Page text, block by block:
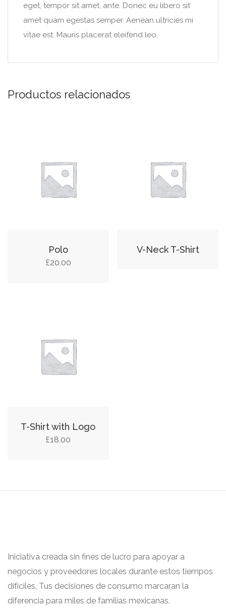
eget, tempor sit amet, ante. Donec eu libero sit
amet quam egestas semper. Aenean ultricies mi
vitae est. Mauris placerat eleifend leo.
Productos relacionados
Polo
£20.00
V-Neck T-Shirt
T-Shirt with Logo
£18.00
Iniciativa creada sin fines de lucro para apoyar a
negocios y proveedores locales durante estos tiempos
difíciles. Tus decisiones de consumo marcaran la
diferencia para miles de familias mexicanas.